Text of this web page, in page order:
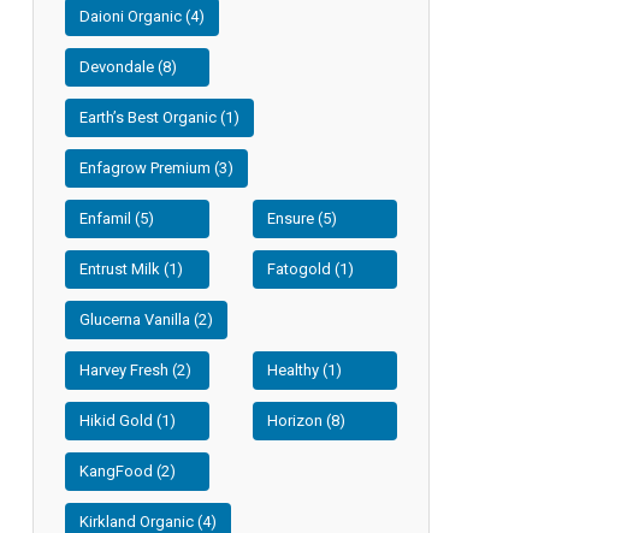
Daioni Organic (4)
Devondale (8)
Earth’s Best Organic (1)
Enfagrow Premium (3)
Enfamil (5) Ensure (5)
Entrust Milk (1) Fatogold (1)
Glucerna Vanilla (2)
Harvey Fresh (2) Healthy (1)
Hikid Gold (1) Horizon (8)
KangFood (2)
Kirkland Organic (4)